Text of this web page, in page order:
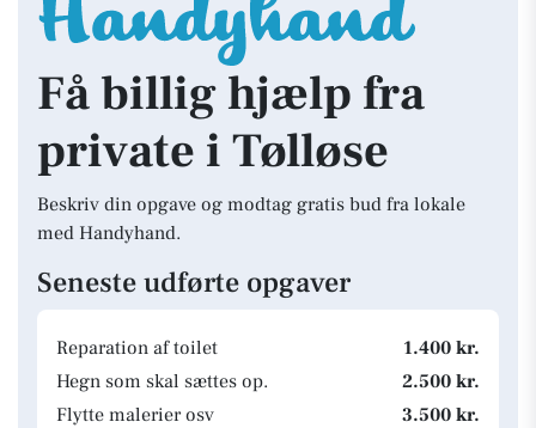
Få billig hjælp fra
private i Tølløse
Beskriv din opgave og modtag gratis bud fra lokale
med Handyhand.
Seneste udførte opgaver
Reparation af toilet
1.400 kr.
Hegn som skal sættes op.
2.500 kr.
Flytte malerier osv
3.500 kr.